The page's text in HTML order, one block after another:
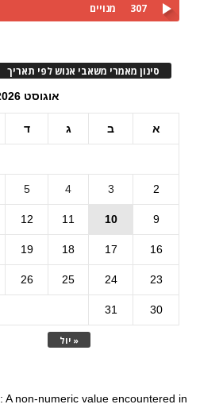
307 מנויים
סינון מאמרי משאבי אנוש לפי תאריך
אוגוסט 2026
א ב ג ד
« יול
2
3
4
5
9
10
11
12
16
17
18
19
23
24
25
26
30
31
: A non-numeric value encountered in